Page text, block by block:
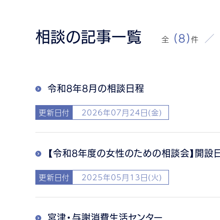
相談の記事一覧 全 (8)件
令和8年8月の相談日程
更新日付 2026年07月24日(金)
【令和8年度の女性のための相談会】開設
更新日付 2025年05月13日(火)
宮津・与謝消費生活センター